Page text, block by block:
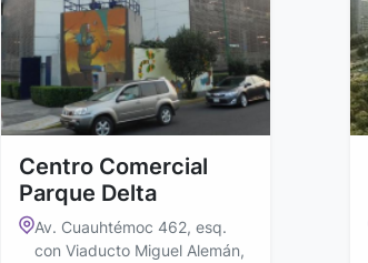
Centro Comercial
Parque Delta
Av. Cuauhtémoc 462, esq.
con Viaducto Miguel Alemán,